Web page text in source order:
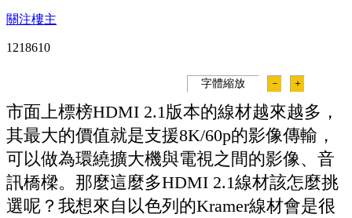
關注樓主
1218610
字體縮放 － ＋
市面上標榜HDMI 2.1版本的線材越來越多，
其最大的價值就是支援8K/60p的影像傳輸，
可以做為環繞擴大機與電視之間的影像、音
訊橋樑。那麼這麼多HDMI 2.1線材該怎麼挑
選呢？我想來自以色列的Kramer線材會是很